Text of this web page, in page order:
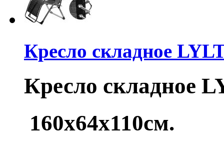
Кресло складное
Кресло складное
160х64х110см.